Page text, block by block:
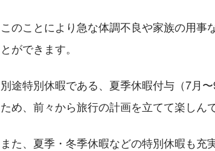
このことにより急な体調不良や家族の用事
とができます。
別途特別休暇である、夏季休暇付与（7月
ため、前々から旅行の計画を立てて楽しん
また、夏季・冬季休暇などの特別休暇も